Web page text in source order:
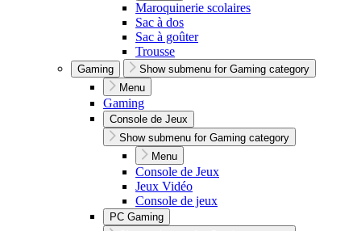
Maroquinerie scolaires
Sac à dos
Sac à goûter
Trousse
Gaming
Show submenu for Gaming category
Menu
Gaming
Console de Jeux
Show submenu for Gaming category
Menu
Console de Jeux
Jeux Vidéo
Console de jeux
PC Gaming